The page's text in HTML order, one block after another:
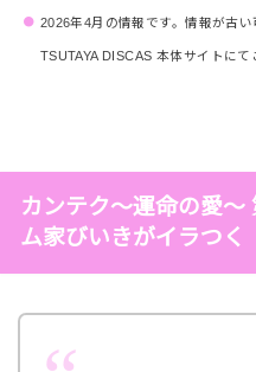
2026年4月の情報です。情報が古
TSUTAYA DISCAS 本体サイトにて
カンテク～運命の愛～
ム家びいきがイラつく